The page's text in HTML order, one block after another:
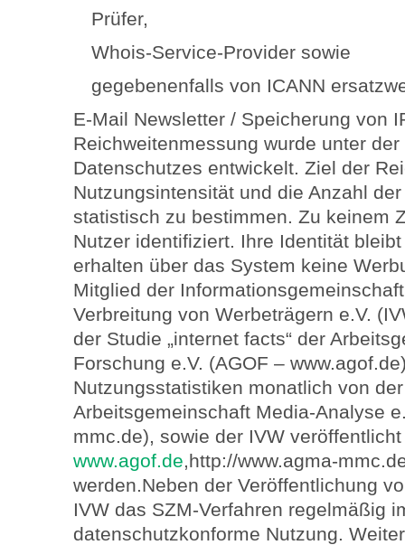
Prüfer,
Whois-Service-Provider sowie
gegebenenfalls von ICANN
E-Mail Newsletter / Speicherung von
Reichweitenmessung wurde unter
Datenschutzes entwickelt. Ziel der
Nutzungsintensität und die Anzahl
statistisch zu bestimmen. Zu keinem
Nutzer identifiziert. Ihre Identität
erhalten über das System keine
Mitglied der
Verbreitung von Werbeträgern e.V.
der Studie „internet facts“ der
Forschung e.V. (AGOF –
Nutzungsstatistiken monatlich von
Arbeitsgemeinschaft Media-Analyse
mmc.de), sowie der IVW
www.agof.de,http://www.agma-
werden.Neben der Veröffentlichung
IVW das SZM-Verfahren regelmäßig
datenschutzkonforme Nutzung.